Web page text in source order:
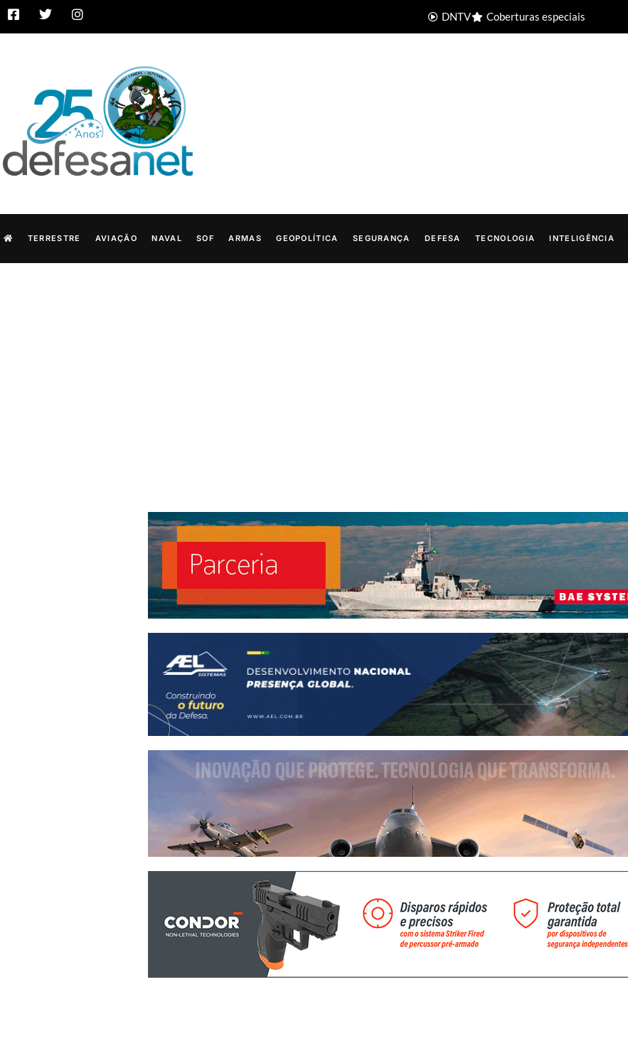
DNTV Coberturas especiais
TERRESTRE AVIAÇÃO NAVAL SOF ARMAS GEOPOLÍTICA SEGURANÇA DEFESA TECNOLOGIA INTELIGÊNCIA